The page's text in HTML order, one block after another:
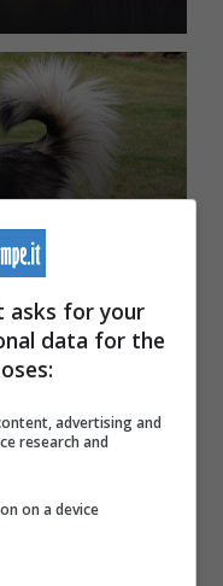
Klee
cosa evitare
asks for your
data for the
advertising and
research and
on a device